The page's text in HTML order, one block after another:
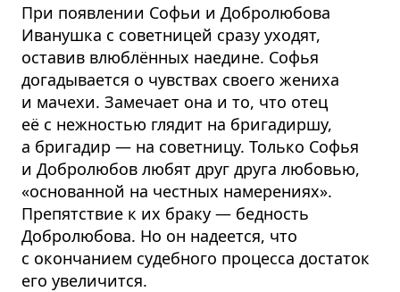
При появлении Софьи и Добролюбова
Иванушка с советницей сразу уходят,
оставив влюблённых наедине. Софья
догадывается о чувствах своего жениха
и мачехи. Замечает она и то, что отец
её с нежностью глядит на бригадиршу,
а бригадир — на советницу. Только Софья
и Добролюбов любят друг друга любовью,
«основанной на честных намерениях».
Препятствие к их браку — бедность
Добролюбова. Но он надеется, что
с окончанием судебного процесса достаток
его увеличится.